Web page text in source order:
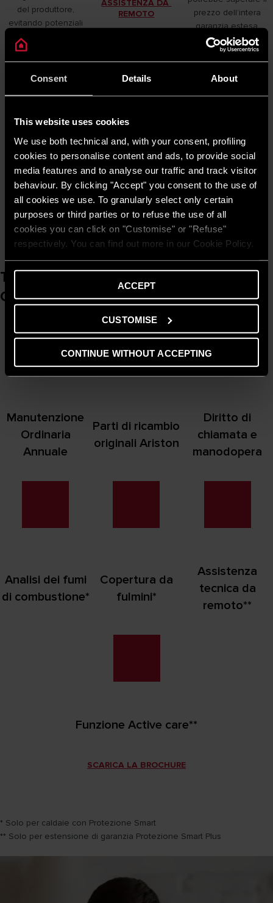
Consent Details About
This website uses cookies
We use both technical and, with your consent, profiling
cookies to personalise content and ads, to provide social
media features and to analyse our traffic and track visitor
behaviour. By clicking "Accept" you consent to the use of
all cookies we use. To granularly select only certain
purposes or third parties or to refuse the use of all
cookies you can click on "Customise" or "Refuse"
respectively. You can find out more in our Cookie Policy.
ACCEPT
CUSTOMISE
CONTINUE WITHOUT ACCEPTING
del produttore,
evitando potenziali
spese extra.
ASSISTENZA DA
REMOTO
prezzo dell’intera
garanzia estesa.
Preventivazione delle Spese
L’Estensione di Garanzia facilita una
pianificazione delle spese. Pagando in
anticipo un importo fisso per la garanzia, puoi
evitare costi di riparazione imprevisti e
potenzialmente elevati in futuro, facilitando la
Tutti i servizi inclusi nell’Estensione di
Garanzia Ariston
Manutenzione
Ordinaria
Annuale
Parti di ricambio
originali Ariston
Diritto di
chiamata e
manodopera
Analisi dei fumi
di combustione*
Copertura da
fulmini*
Assistenza
tecnica da
remoto**
Funzione Active care**
SCARICA LA BROCHURE
* Solo per caldaie con Protezione Smart
** Solo per estensione di garanzia Protezione Smart Plus